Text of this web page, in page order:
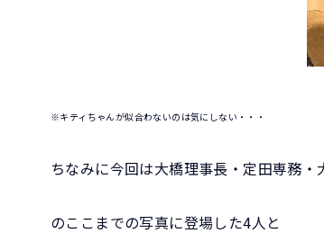
※キティちゃんが似合わないのは気にしない・・・
ちなみに今回は大橋理事長・定田専務
のここまでの写真に登場した4人と